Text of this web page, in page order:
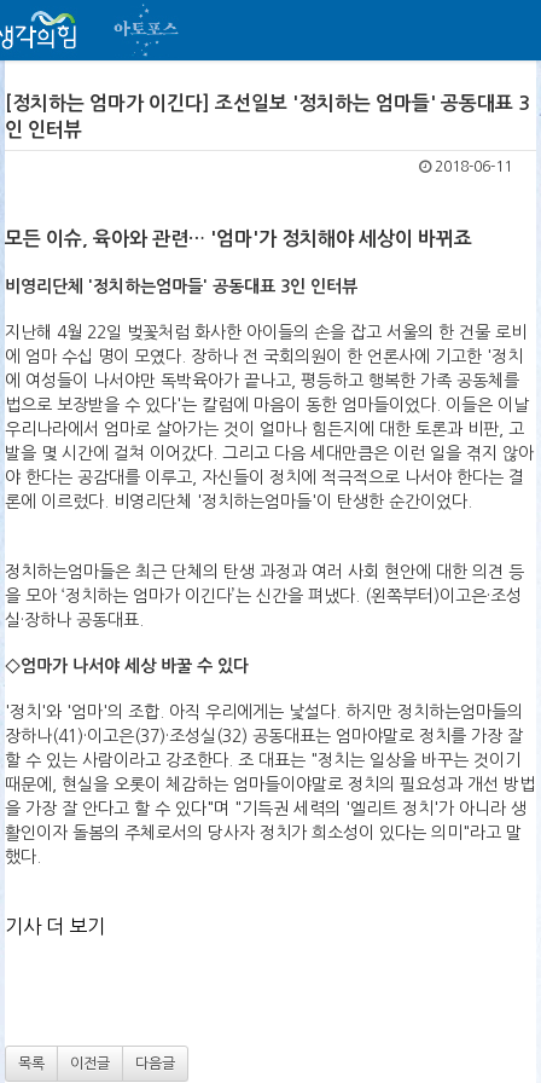
[정치하는 엄마가 이긴다] 조선일보 '정치하는 엄마들' 공동대표 3
인 인터뷰
2018-06-11
모든 이슈, 육아와 관련… '엄마'가 정치해야 세상이 바뀌죠
비영리단체 '정치하는엄마들' 공동대표 3인 인터뷰
지난해 4월 22일 벚꽃처럼 화사한 아이들의 손을 잡고 서울의 한 건물 로비
에 엄마 수십 명이 모였다. 장하나 전 국회의원이 한 언론사에 기고한 '정치
에 여성들이 나서야만 독박육아가 끝나고, 평등하고 행복한 가족 공동체를
법으로 보장받을 수 있다'는 칼럼에 마음이 동한 엄마들이었다. 이들은 이날
우리나라에서 엄마로 살아가는 것이 얼마나 힘든지에 대한 토론과 비판, 고
발을 몇 시간에 걸쳐 이어갔다. 그리고 다음 세대만큼은 이런 일을 겪지 않아
야 한다는 공감대를 이루고, 자신들이 정치에 적극적으로 나서야 한다는 결
론에 이르렀다. 비영리단체 '정치하는엄마들'이 탄생한 순간이었다.
정치하는엄마들은 최근 단체의 탄생 과정과 여러 사회 현안에 대한 의견 등
을 모아 ‘정치하는 엄마가 이긴다’는 신간을 펴냈다. (왼쪽부터)이고은·조성
실·장하나 공동대표.
◇엄마가 나서야 세상 바꿀 수 있다
'정치'와 '엄마'의 조합. 아직 우리에게는 낯설다. 하지만 정치하는엄마들의
장하나(41)·이고은(37)·조성실(32) 공동대표는 엄마야말로 정치를 가장 잘
할 수 있는 사람이라고 강조한다. 조 대표는 "정치는 일상을 바꾸는 것이기
때문에, 현실을 오롯이 체감하는 엄마들이야말로 정치의 필요성과 개선 방법
을 가장 잘 안다고 할 수 있다"며 "기득권 세력의 '엘리트 정치'가 아니라 생
활인이자 돌봄의 주체로서의 당사자 정치가 희소성이 있다는 의미"라고 말
했다.
기사 더 보기
목록 이전글 다음글